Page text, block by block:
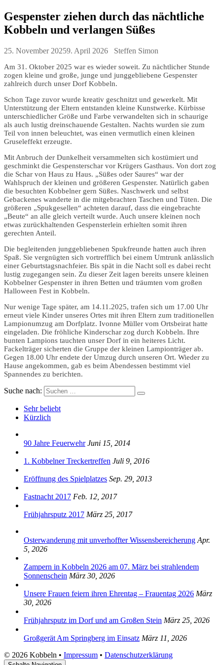
Gespenster ziehen durch das nächtliche
Kobbeln und verlangen Süßes
25. November 20259. April 2026 Steffen Simon
Am 31. Oktober 2025 war es wieder soweit. Zu nächtlicher Stunde
zogen kleine und große, junge und junggebliebene Gespenster
zahlreich durch unser Dorf Kobbeln.
Schon Tage zuvor wurde kreativ geschnitzt und gewerkelt. Mit
Unterstützung der Eltern entstanden kleine Kunstwerke. Kürbisse
unterschiedlicher Größe und Farbe verwandelten sich in schaurige
als auch lustig dreinschauende Gestalten. Nachts wurden sie zum
Teil von innen beleuchtet, was einen vermutlich einen kleinen
Gruseleffekt erzeugte.
Mit Anbruch der Dunkelheit versammelten sich kostümiert und
geschminkt die Gespensterschar vor Krügers Gasthaus. Von dort zog
die Schar von Haus zu Haus. „Süßes oder Saures“ war der
Wahlspruch der kleinen und größeren Gespenster. Natürlich gaben
die besuchten Kobbelner gern Süßes. Naschwerk und selbst
Gebackenes wanderte in die mitgebrachten Taschen und Tüten. Die
größeren „Spukgesellen“ achteten darauf, dass die eingebrachte
„Beute“ an alle gleich verteilt wurde. Auch unsere kleinen noch
etwas zurückhaltenden Gespensterlein erhielten somit ihren
gerechten Anteil.
Die begleitenden junggebliebenen Spukfreunde hatten auch ihren
Spaß. Sie vergnügten sich vortrefflich bei einem Umtrunk anlässlich
einer Geburtstagsnachfeier. Bis spät in die Nacht soll es dabei recht
lustig zugegangen sein. Zu dieser Zeit lagen bereits unsere kleinen
Kobbelner Gespenster in ihren Betten und träumten vom großen
Halloween Fest in Kobbeln.
Nur wenige Tage später, am 14.11.2025, trafen sich um 17.00 Uhr
erneut viele Kinder unseres Ortes mit ihren Eltern zum traditionellen
Lampionumzug am Dorfplatz. Ivonne Müller vom Ortsbeirat hatte
eingeladen. Die fröhliche Kinderschar zog durch Kobbeln. Ihre
bunten Lampions tauchten unser Dorf in ein heiteres Licht.
Fackelträger sicherten die Gruppe der kleinen Lampionträger ab.
Gegen 18.00 Uhr endete der Umzug durch unseren Ort. Wieder zu
Hause angekommen, gab es beim Abendessen bestimmt viel
Spannendes zu berichten.
Suche nach:
Sehr beliebt
Kürzlich
90 Jahre Feuerwehr Juni 15, 2014
1. Kobbelner Treckertreffen Juli 9, 2016
Eröffnung des Spielplatzes Sep. 29, 2013
Fastnacht 2017 Feb. 12, 2017
Frühjahrsputz 2017 März 25, 2017
Osterwanderung mit unverhoffter Wissensbereicherung Apr.
5, 2026
Zampern in Kobbeln 2026 am 07. März bei strahlendem
Sonnenschein März 30, 2026
Unsere Frauen feiern ihren Ehrentag – Frauentag 2026 März
30, 2026
Frühjahrsputz im Dorf und am Großen Stein März 25, 2026
Großgerät Am Springberg im Einsatz März 11, 2026
© 2026 Kobbeln • Impressum • Datenschutzerklärung